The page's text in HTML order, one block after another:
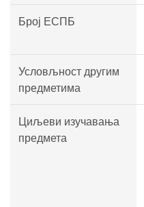
Број ЕСПБ
Условљност другим
предметима
Циљеви изучавања
предмета